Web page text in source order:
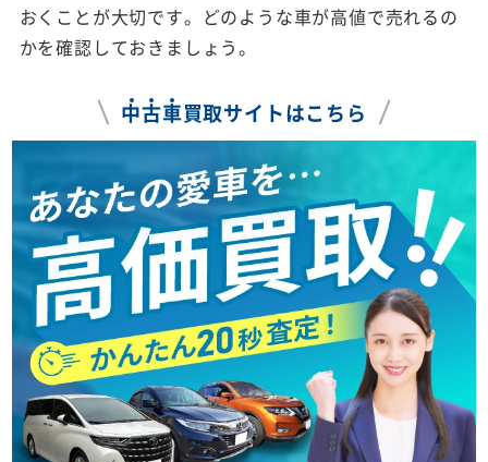
おくことが大切です。どのような車が高値で売れるの
かを確認しておきましょう。
中古車買取サイトはこちら